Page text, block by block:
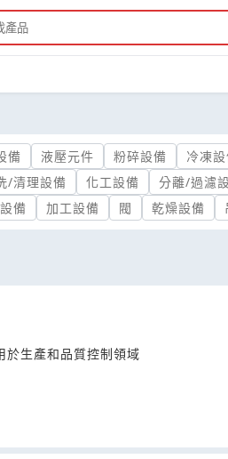
備 液壓元件 粉碎設備 冷凍
/清理設備 化工設備 分離/過濾
備 加工設備 閥 乾燥設備
生產和品質控制領域